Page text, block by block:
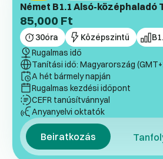
Német B1.1 Alsó-középhaladó
85,000 Ft
30óra Középszintű
Rugalmas idő
Tanítási idő: Magyarország
A hét bármely napján
Rugalmas kezdési időpont
CEFR tanúsítvánnyal
Anyanyelvi oktatók
Beiratkozás